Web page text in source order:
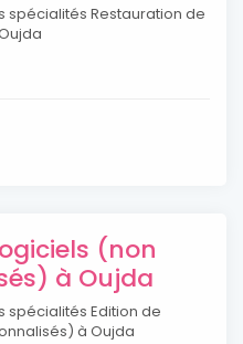
spécialités Restauration de
(non
à Oujda
spécialités Edition de
à Oujda